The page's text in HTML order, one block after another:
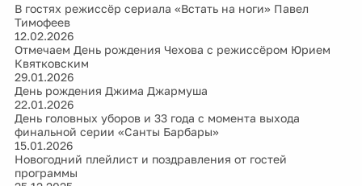
В гостях режиссёр сериала «Встать на ноги» Павел
Тимофеев
12.02.2026
Отмечаем День рождения Чехова с режиссёром Юрием
Квятковским
29.01.2026
День рождения Джима Джармуша
22.01.2026
День головных уборов и 33 года с момента выхода
финальной серии «Санты Барбары»
15.01.2026
Новогодний плейлист и поздравления от гостей
программы